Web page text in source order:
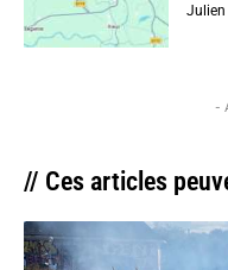
Julien
-
// Ces articles